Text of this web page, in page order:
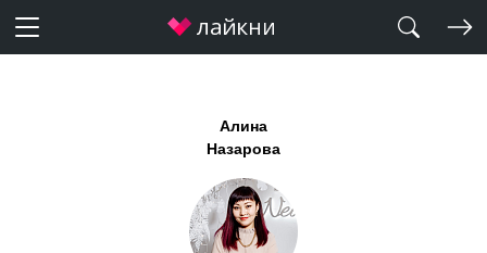
Алина
Назарова